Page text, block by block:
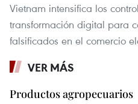
Vietnam intensifica los
transformación digital para
falsificados en el comercio
VER MÁS
Productos agropecuarios